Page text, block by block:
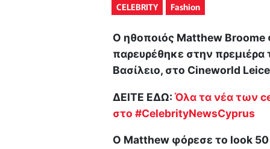
CELEBRITY Fashion
Ο ηθοποιός Matthew
παρευρέθηκε στην
Βασίλειο, στο Cineworld
ΔΕΙΤΕ ΕΔΩ: Όλα τα νέα των
στο #CelebrityNewsCyprus
Ο Matthew φόρεσε το look